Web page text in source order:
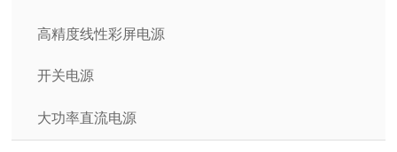
高精度线性彩屏电源
开关电源
大功率直流电源